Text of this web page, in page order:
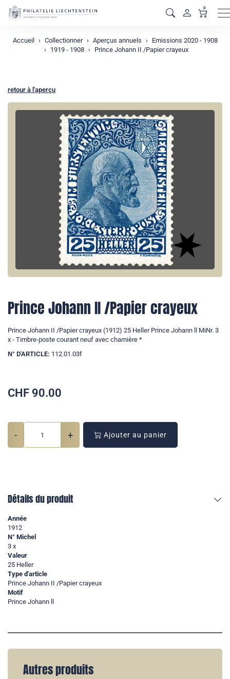
0
Accueil Collectionner Aperçus annuels
Emissions 2020 - 1908
1919 - 1908
Prince Johann II /Papier crayeux
retour à l'aperçu
Prince Johann II /Papier crayeux
Prince Johann II /Papier crayeux (1912) 25 Heller Prince Johann ll MiNr. 3
x - Timbre-poste courant neuf avec charnière *
N° D'ARTICLE: 112.01.03f
CHF 90.00
- + Ajouter au panier
Détails du produit
Année
1912
N° Michel
3 x
Valeur
25 Heller
Type d'article
Prince Johann II /Papier crayeux
Motif
Prince Johann ll
Autres produits